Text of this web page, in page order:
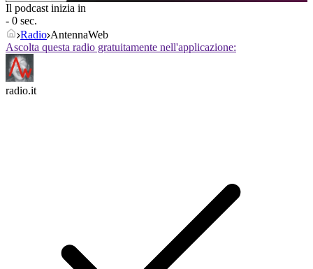
Il podcast inizia in
- 0 sec.
Radio AntennaWeb
Ascolta questa radio gratuitamente nell'applicazione:
radio.it